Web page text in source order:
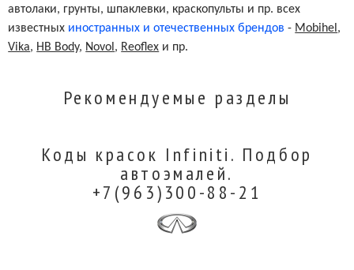
автолаки, грунты, шпаклевки, краскопульты и пр. всех
известных иностранных и отечественных брендов - Mobihel ,
Vika, HB Body, Novol , Reoflex и пр.
Рекомендуемые разделы
Коды красок Infiniti. Подбор
автоэмалей.
+7(963)300-88-21